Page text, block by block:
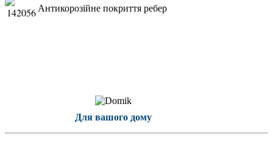
Антикорозійне покриття ребер
Для вашого дому